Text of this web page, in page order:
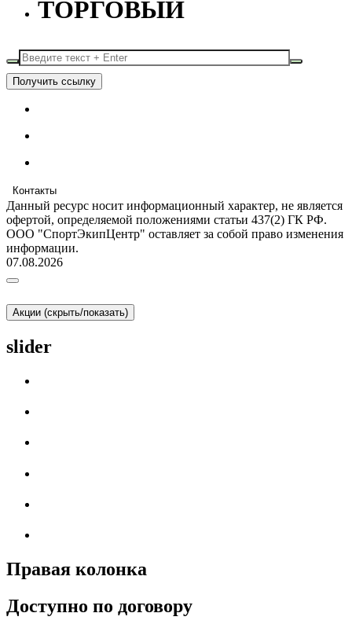
ТОРГОВЫЙ
Получить ссылку
Контакты
Данный ресурс носит информационный характер, не является
офертой, определяемой положениями статьи 437(2) ГК РФ.
ООО "СпортЭкипЦентр" оставляет за собой право изменения
информации.
07.08.2026
Акции (скрыть/показать)
slider
Правая колонка
Доступно по договору